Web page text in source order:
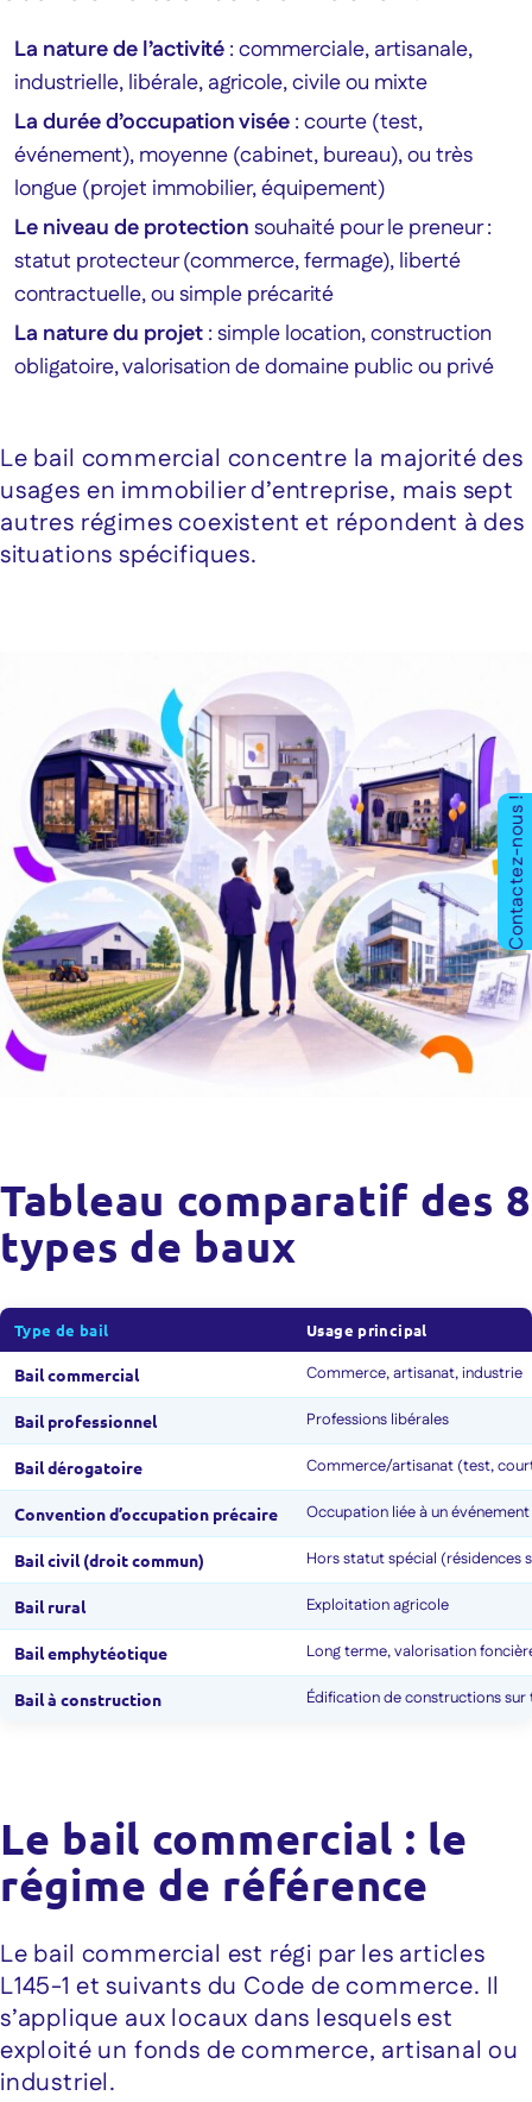
Contactez-nous !
La nature de l’activité: commerciale, artisanale,
industrielle, libérale, agricole, civile ou mixte
La durée d’occupation visée: courte (test,
événement), moyenne (cabinet, bureau), ou très
longue (projet immobilier, équipement)
Le niveau de protectionsouhaité pour le preneur :
statut protecteur (commerce, fermage), liberté
contractuelle, ou simple précarité
La nature du projet: simple location, construction
obligatoire, valorisation de domaine public ou privé
Le bail commercial concentre la majorité des
usages en immobilier d’entreprise, mais sept
autres régimes coexistent et répondent à des
situations spécifiques.
Tableau comparatif des 8
types de baux
Type de bail Usage principal
Bail commercial Commerce, artisanat, industrie
Bail professionnel Professions libérales
Bail dérogatoire Commerce/artisanat (test,
Convention d’occupation précaire Occupation liée à un
Bail civil (droit commun) Hors statut spécial (résidences
Bail rural Exploitation agricole
Bail emphytéotique Long terme, valorisation
Bail à construction Édification de constructions sur
Le bail commercial : le
régime de référence
Le bail commercial est régi par les articles
L145-1 et suivants du Code de commerce. Il
s’applique aux locaux dans lesquels est
exploité un fonds de commerce, artisanal ou
industriel.